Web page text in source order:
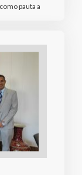
pauta a